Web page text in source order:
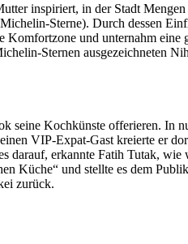
inspiriert, in der Stadt
Sterne). Durch dessen
und unternahm
Sternen ausgezeichneten
Kochkünste offerieren. In
VIP-Expat-Gast kreierte er
darauf, erkannte Fatih Tutak,
Küche“ und stellte es dem
zurück.